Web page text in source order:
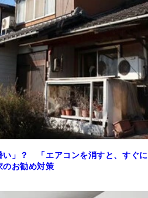
い」？ 「エアコンを消すと、すぐに
のお勧め対策